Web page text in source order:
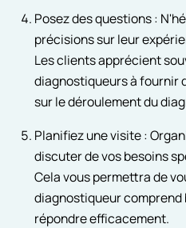
Posez des questions :
précisions sur leur
Les clients apprécient
diagnostiqueurs à fournir
sur le déroulement du
Planifiez une visite :
discuter de vos besoins
Cela vous permettra de
diagnostiqueur
répondre efficacement.